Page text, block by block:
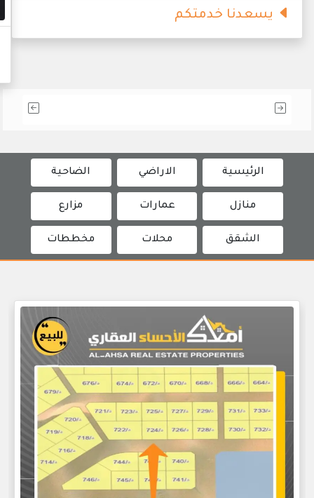
يسعدنا خدمتكم
الرئيسية الاراضي الضاحية
منازل عمارات مزارع
الشقق محلات مخططات